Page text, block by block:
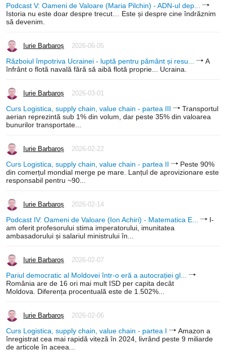
Podcast V: Oameni de Valoare (Maria Pilchin) - ADN-ul dep...
Istoria nu este doar despre trecut… Este și despre cine îndrăznim
să devenim.
Iurie Barbaroș 2026-06-05
Războiul împotriva Ucrainei - luptă pentru pământ și resu...
A
înfrânt o flotă navală fără să aibă flotă proprie... Ucraina.
Iurie Barbaroș 2026-03-01
Curs Logistica, supply chain, value chain - partea III
Transportul
aerian reprezintă sub 1% din volum, dar peste 35% din valoarea
bunurilor transportate...
Iurie Barbaroș 2026-02-22
Curs Logistica, supply chain, value chain - partea II
Peste 90%
din comerțul mondial merge pe mare. Lanțul de aprovizionare este
responsabil pentru ~90...
Iurie Barbaroș 2026-02-14
Podcast IV: Oameni de Valoare (Ion Achiri) - Matematica E...
I-
am oferit profesorului stima imperatorului, imunitatea
ambasadorului și salariul ministrului în...
Iurie Barbaroș 2026-02-07
Pariul democratic al Moldovei într-o eră a autocrației gl...
România are de 16 ori mai mult ISD per capita decât
Moldova. Diferența procentuală este de 1.502%...
Iurie Barbaroș 2026-02-06
Curs Logistica, supply chain, value chain - partea I
Amazon a
înregistrat cea mai rapidă viteză în 2024, livrând peste 9 miliarde
de articole în aceea...